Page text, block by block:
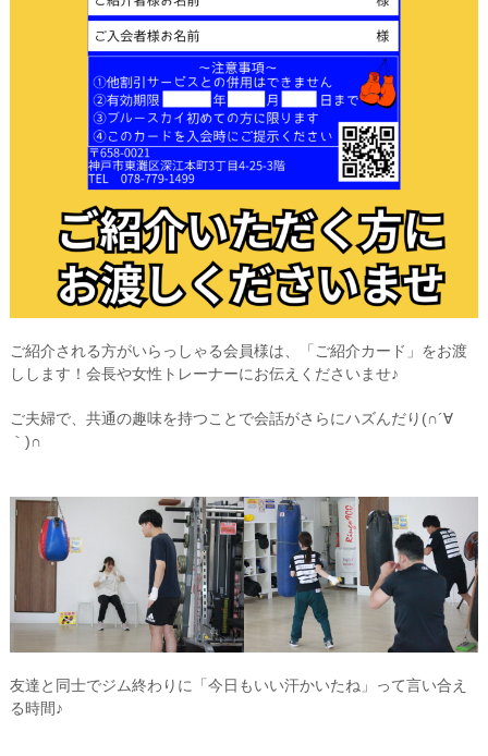
ご紹介される方がいらっしゃる会員様は、「ご紹介カード」をお渡
しします！会長や女性トレーナーにお伝えくださいませ♪
ご夫婦で、共通の趣味を持つことで会話がさらにハズんだり(∩´∀
｀)∩
友達と同士でジム終わりに「今日もいい汗かいたね」って言い合え
る時間♪